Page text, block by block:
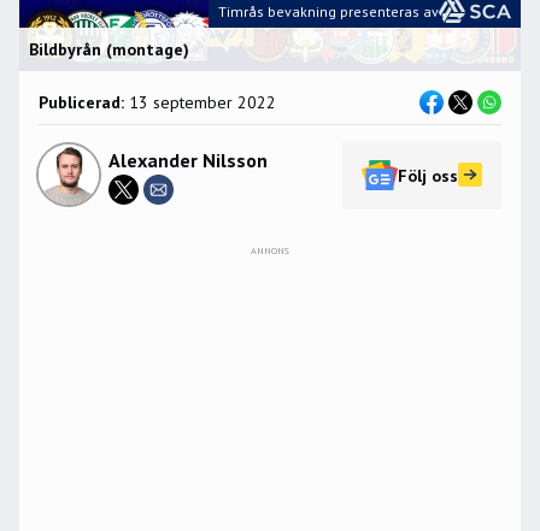
Bildbyrån (montage)
Timrås bevakning presenteras av
Publicerad: 13 september 2022
Alexander Nilsson
Följ oss
ANNONS